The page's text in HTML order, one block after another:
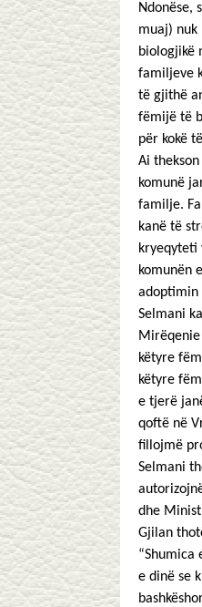
Ndonëse,
muaj) nuk
biologjikë
familjeve
të gjithë
fëmijë të
për kokë
Ai
komunë
familje.
kanë të
kryeqyteti
komunën
adoptimin
Selmani
këtyre
këtyre
e tjerë
qoftë në
fillojmë
Selmani
dhe
Gjilan
e dinë se